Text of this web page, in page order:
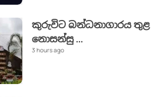
කුරුවිට බන්ධනාගාරය තුළ
නොසන්සු...
3 hours ago